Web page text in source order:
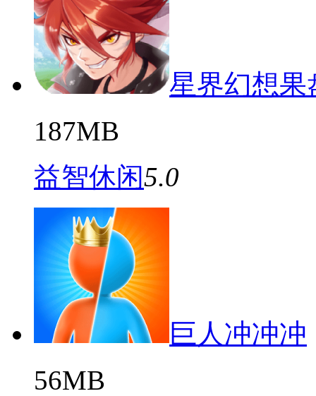
星界幻想果
187MB
益智休闲5.0
巨人冲冲冲
56MB